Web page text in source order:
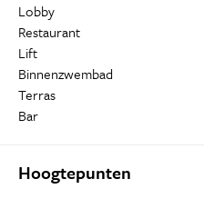
Lobby
Restaurant
Lift
Binnenzwembad
Terras
Bar
Hoogtepunten